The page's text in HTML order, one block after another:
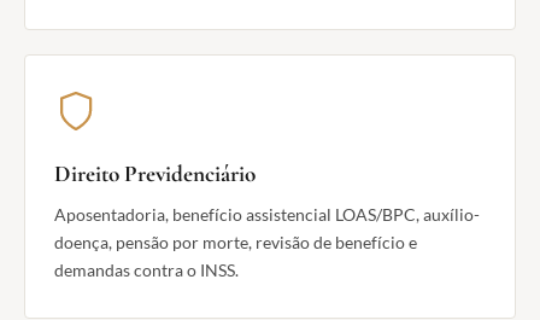
Direito Previdenciário
Aposentadoria, benefício assistencial LOAS/BPC, auxílio-
doença, pensão por morte, revisão de benefício e
demandas contra o INSS.